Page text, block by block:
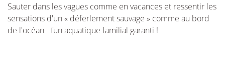
Sauter dans les vagues comme en vacances et ressentir les
sensations d'un « déferlement sauvage » comme au bord
de l'océan - fun aquatique familial garanti !